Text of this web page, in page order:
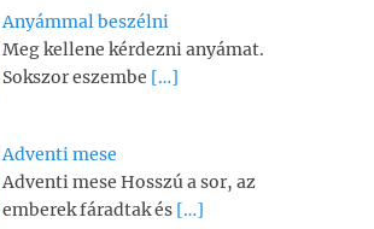
Anyámmal beszélni
Meg kellene kérdezni anyámat.
Sokszor eszembe […]
Adventi mese
Adventi mese Hosszú a sor, az
emberek fáradtak és […]